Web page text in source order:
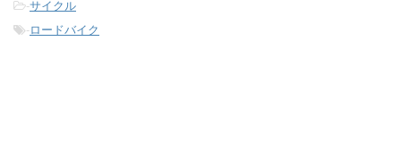
-サイクル
-ロードバイク